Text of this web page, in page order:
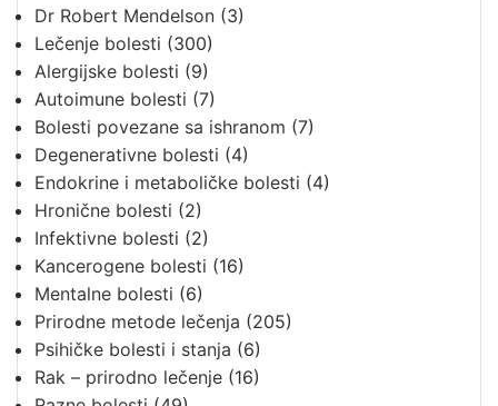
Dr Robert Mendelson (3)
Lečenje bolesti (300)
Alergijske bolesti (9)
Autoimune bolesti (7)
Bolesti povezane sa ishranom (7)
Degenerativne bolesti (4)
Endokrine i metaboličke bolesti (4)
Hronične bolesti (2)
Infektivne bolesti (2)
Kancerogene bolesti (16)
Mentalne bolesti (6)
Prirodne metode lečenja (205)
Psihičke bolesti i stanja (6)
Rak – prirodno lečenje (16)